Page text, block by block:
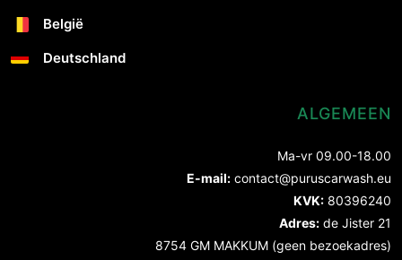
België
Deutschland
ALGEMEEN
Ma-vr 09.00-18.00
E-mail: contact@puruscarwash.eu
KVK: 80396240
Adres: de Jister 21
8754 GM MAKKUM (geen bezoekadres)